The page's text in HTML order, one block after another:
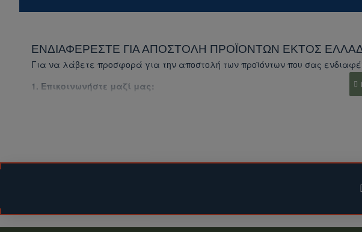
ΕΝΔΙΑΦΈΡΕΣΤΕ ΓΙΑ ΑΠΟΣΤΟΛΉ ΠΡΟΪΌΝΤΩΝ ΕΚΤΌΣ
Για να λάβετε προσφορά για την αποστολή των προϊόντων που σας
1. Επικοινωνήστε μαζί μας:
Αναφέρετε το είδος του προϊόντος που σας ενδιαφέρει.
Θα σας στείλουμε προσφορά για τα προϊόντα που σας ενδιαφέρουν,